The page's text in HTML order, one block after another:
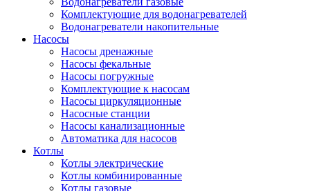
Комплектующие для водонагревателей
Водонагреватели накопительные
Насосы
Насосы дренажные
Насосы фекальные
Насосы погружные
Комплектующие к насосам
Насосы циркуляционные
Насосные станции
Насосы канализационные
Автоматика для насосов
Котлы
Котлы электрические
Котлы комбинированные
Котлы газовые